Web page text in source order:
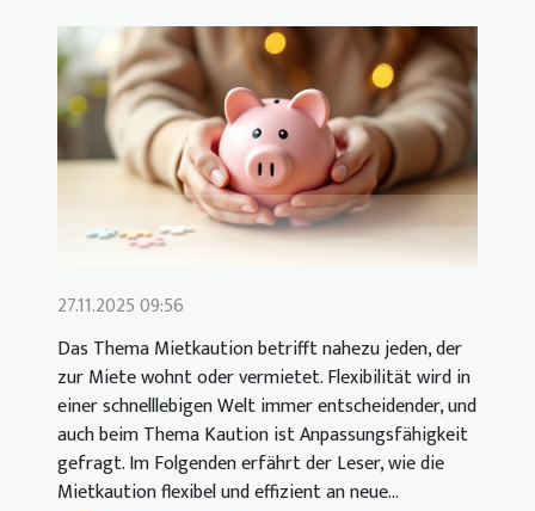
27.11.2025 09:56
Das Thema Mietkaution betrifft nahezu jeden, der
zur Miete wohnt oder vermietet. Flexibilität wird in
einer schnelllebigen Welt immer entscheidender, und
auch beim Thema Kaution ist Anpassungsfähigkeit
gefragt. Im Folgenden erfährt der Leser, wie die
Mietkaution flexibel und effizient an neue...